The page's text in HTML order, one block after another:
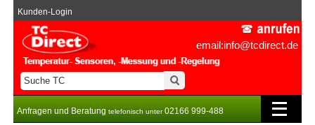
email:info@tcdirect.de
Kunden-Login
Anfragen und Beratung telefonisch unter02166 999-488